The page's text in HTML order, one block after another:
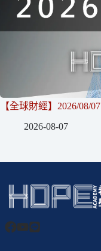
【全球財經】2026/08/07
2026-08-07